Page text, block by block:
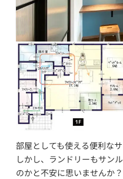
部屋としても使える便利なサ
しかし、ランドリーもサン
のかと不安に思いませんか？